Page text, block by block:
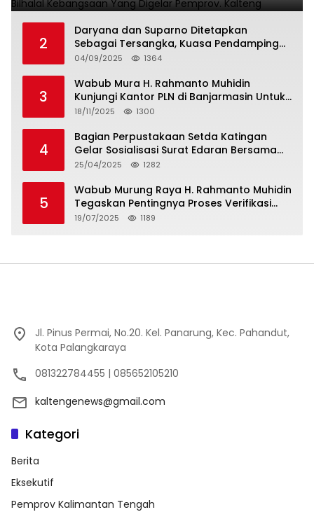
2
Daryana dan Suparno Ditetapkan
Sebagai Tersangka, Kuasa Pendamping
Men Gumpul: “Ini Diskriminasi Hukum, Kami
04/09/2025 1364
3
Wabub Mura H. Rahmanto Muhidin
Kunjungi Kantor PLN di Banjarmasin Untuk
Usulkan Program Listrik Desa Tahun 2026
18/11/2025 1300
4
Bagian Perpustakaan Setda Katingan
Gelar Sosialisasi Surat Edaran Bersama
Tentang Budaya Literasi Membaca
25/04/2025 1282
5
Wabub Murung Raya H. Rahmanto Muhidin
Tegaskan Pentingnya Proses Verifikasi
Penerima Manfaat Program Kartu Hebat
19/07/2025 1189
Jl. Pinus Permai, No.20. Kel. Panarung, Kec. Pahandut,
Kota Palangkaraya
081322784455 | 085652105210
kaltengenews@gmail.com
Kategori
Berita
Eksekutif
Pemprov Kalimantan Tengah